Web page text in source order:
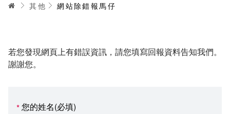
首頁其他 網站除錯報馬仔
若您發現網頁上有錯誤資訊，請您填寫回報資料告知我們。
謝謝您。
*您的姓名(必填)